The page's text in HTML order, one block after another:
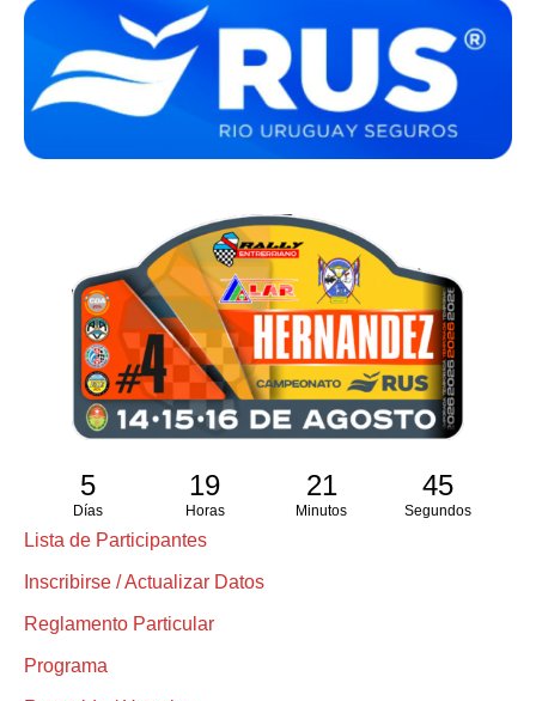
5
Días
19
Horas
21
Minutos
45
Segundos
Lista de Participantes
Inscribirse / Actualizar Datos
Reglamento Particular
Programa